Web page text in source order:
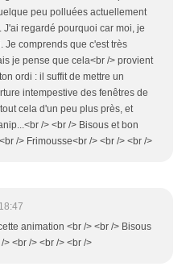
peu polluées actuellement
J'ai regardé pourquoi car moi, je
Je comprends que c'est très
je pense que cela<br /> provient
ordi : il suffit de mettre un
intempestive des fenêtres de
cela d'un peu plus près, et
/> <br /> Bisous et bon
/> Frimousse<br /> <br /> <br />
animation <br /> <br /> Bisous
<br /> <br /> <br />